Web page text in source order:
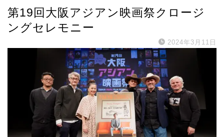
第19回大阪アジアン映画祭クロージ
ングセレモニー
2024年3月11日